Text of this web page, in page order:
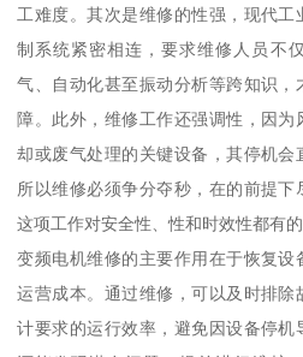
工难度。其次是维修的性强，现代
制系统紧密相连，要求维修人员不
气、自动化甚至振动分析等跨知识
障。此外，维修工作还强调性，因
却或废气处理的关键设备，其停机会
所以维修必须争分夺秒，在的前提下
这项工作对安全性、性和时效性都有的
变频电机维修的主要作用在于恢复
运营成本。通过维修，可以及时排
计要求的运行效率，避免因设备停机